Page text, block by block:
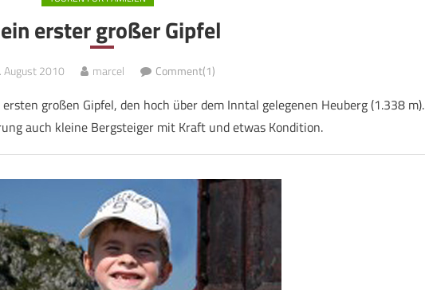
erster großer Gipfel
August 2010 marcel Comment(1)
großen Gipfel, den hoch über dem Inntal gelegenen Heuberg (1.338 m).
auch kleine Bergsteiger mit Kraft und etwas Kondition.